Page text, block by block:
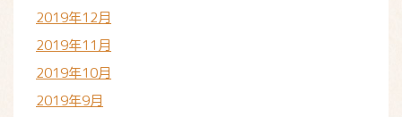
2019年12月
2019年11月
2019年10月
2019年9月